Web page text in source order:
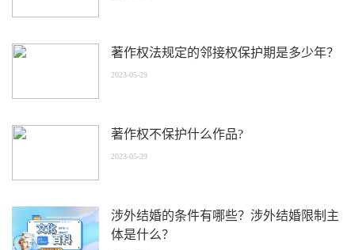
著作权法规定的邻接权保护期是多少年？
2023-05-29
著作权不保护什么作品?
2023-05-29
涉外结婚的条件有哪些？涉外结婚限制主
体是什么？